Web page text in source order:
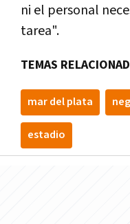
ni el personal
tarea".
TEMAS
mar del plata
estadio